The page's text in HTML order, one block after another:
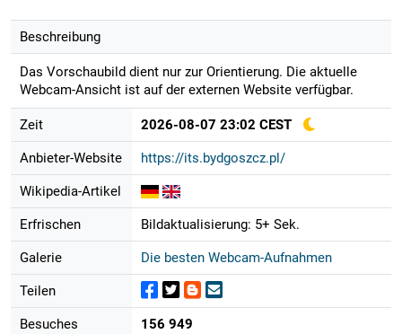
Beschreibung
Das Vorschaubild dient nur zur Orientierung. Die aktuelle
Webcam-Ansicht ist auf der externen Website verfügbar.
Zeit 2026-08-07 23:02 CEST
Anbieter-Website https://its.bydgoszcz.pl/
Wikipedia-Artikel
Erfrischen Bildaktualisierung: 5+ Sek.
Galerie Die besten Webcam-Aufnahmen
Teilen
Besuches 156 949